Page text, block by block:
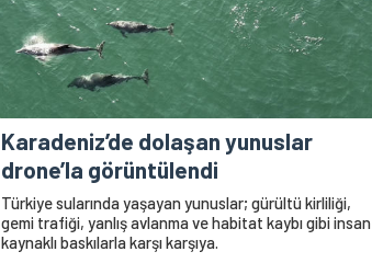
Karadeniz’de dolaşan yunuslar
drone’la görüntülendi
Türkiye sularında yaşayan yunuslar; gürültü kirliliği,
gemi trafiği, yanlış avlanma ve habitat kaybı gibi insan
kaynaklı baskılarla karşı karşıya.